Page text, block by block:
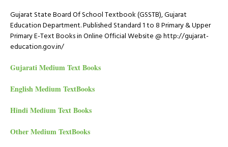
Gujarat State Board Of School Textbook (GSSTB), Gujarat
Education Department. Published Standard 1 to 8 Primary & Upper
Primary E-Text Books in Online Official Website @ http://gujarat-
education.gov.in/
Gujarati Medium Text Books
English Medium TextBooks
Hindi Medium Text Books
Other Medium TextBooks